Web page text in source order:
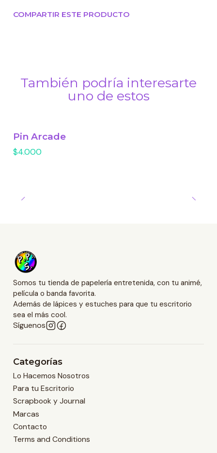
COMPARTIR ESTE PRODUCTO
También podría interesarte
uno de estos
Pin Arcade
$4.000
Somos tu tienda de papelería entretenida, con tu animé,
película o banda favorita.
Además de lápices y estuches para que tu escritorio
sea el más cool.
Síguenos
Categorías
Lo Hacemos Nosotros
Para tu Escritorio
Scrapbook y Journal
Marcas
Contacto
Terms and Conditions